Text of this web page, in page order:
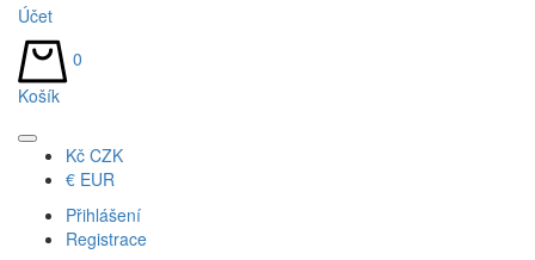
Účet
0
Košík
Kč CZK
€ EUR
Přihlášení
Registrace